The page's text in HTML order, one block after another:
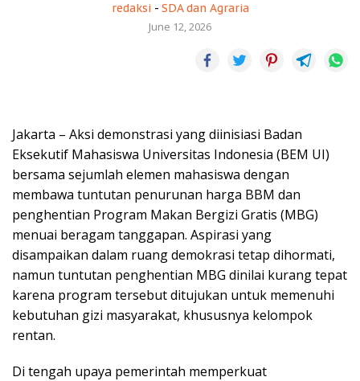
redaksi - SDA dan Agraria
June 12, 2026
Jakarta – Aksi demonstrasi yang diinisiasi Badan
Eksekutif Mahasiswa Universitas Indonesia (BEM UI)
bersama sejumlah elemen mahasiswa dengan
membawa tuntutan penurunan harga BBM dan
penghentian Program Makan Bergizi Gratis (MBG)
menuai beragam tanggapan. Aspirasi yang
disampaikan dalam ruang demokrasi tetap dihormati,
namun tuntutan penghentian MBG dinilai kurang tepat
karena program tersebut ditujukan untuk memenuhi
kebutuhan gizi masyarakat, khususnya kelompok
rentan.
Di tengah upaya pemerintah memperkuat